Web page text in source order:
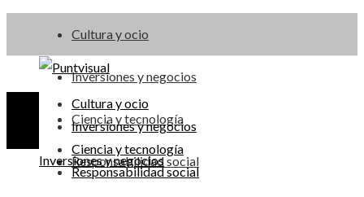
Cultura y ocio
Inversiones y negocios
Ciencia y tecnología
Responsabilidad social
Cultura y ocio
Inversiones y negocios
Ciencia y tecnología
Responsabilidad social
Inversiones y negocios